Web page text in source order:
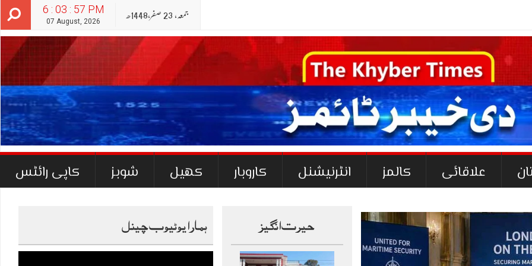
6 : 03 : 59 PM
07 August, 2026
جمعہ‬‮, 23 صفر‬,1448ھ
علاقائی کالمز انٹرنیشنل کاروبار کھیل شوبز کاپی رائٹس
ہمارا یوٹیوب چینل حیرت انگیز